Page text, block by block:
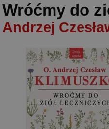
Wróćmy do
Andrzej